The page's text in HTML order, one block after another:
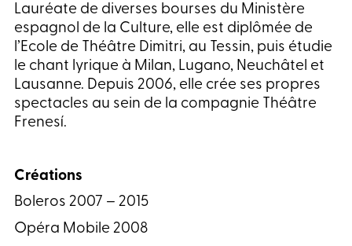
Lauréate de diverses bourses du Ministère
espagnol de la Culture, elle est diplômée de
l’Ecole de Théâtre Dimitri, au Tessin, puis étudie
le chant lyrique à Milan, Lugano, Neuchâtel et
Lausanne. Depuis 2006, elle crée ses propres
spectacles au sein de la compagnie Théâtre
Frenesí.
Créations
Boleros 2007 – 2015
Opéra Mobile 2008